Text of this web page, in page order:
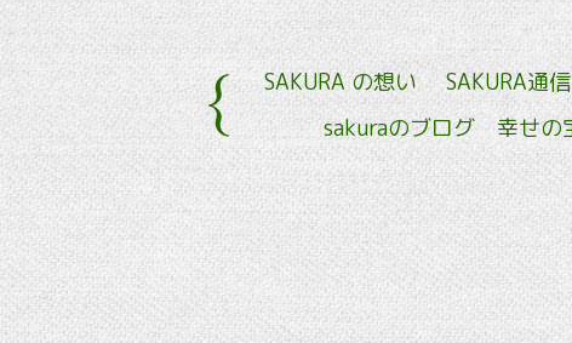
SAKURA の想い SAKURA通信
sakuraのブログ 幸せの